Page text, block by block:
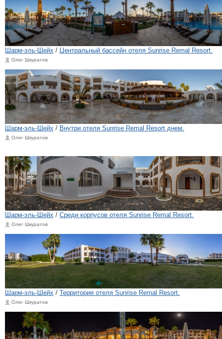
Шарм-эль-Шейх / Центральный бассейн отеля Sunrise Remal Resort.
Олег Шкуратов
Шарм-эль-Шейх / Внутри отеля Sunrise Remal Resort днем.
Олег Шкуратов
Шарм-эль-Шейх / Среди корпусов отеля Sunrise Remal Resort.
Олег Шкуратов
Шарм-эль-Шейх / Территория отеля Sunrise Remal Resort.
Олег Шкуратов